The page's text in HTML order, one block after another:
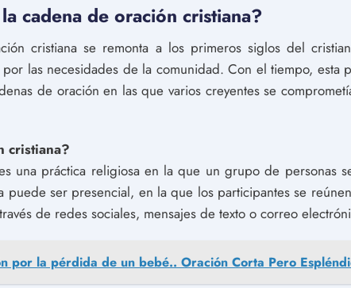
cadena de oración cristiana?
cristiana se remonta a los primeros siglos del
las necesidades de la comunidad. Con el tiempo, esta
de oración en las que varios creyentes se
cristiana?
una práctica religiosa en la que un grupo de personas
puede ser presencial, en la que los participantes se
de redes sociales, mensajes de texto o correo
por la pérdida de un bebé.. Oración Corta Pero